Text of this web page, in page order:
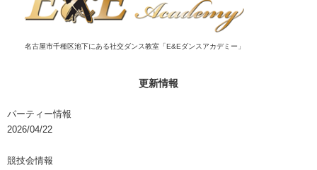
名古屋市千種区池下にある社交ダンス教室「E&Eダンスアカデミー」
更新情報
パーティー情報
2026/04/22
競技会情報